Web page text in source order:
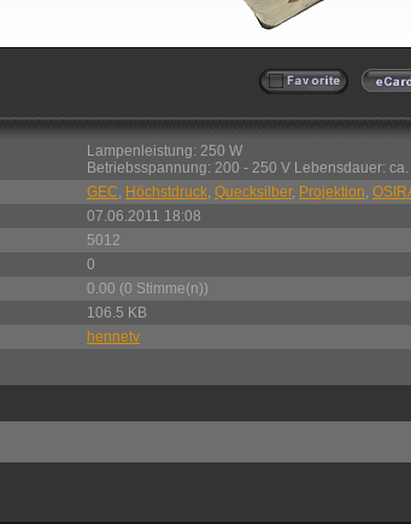
Lampenleistung: 250 W
Betriebsspannung: 200 - 250 V Lebensdauer: ca.
GEC, Höchstdruck, Quecksilber, Projektion,
07.06.2011 18:08
5012
0
0.00 (0 Stimme(n))
106.5 KB
hennetv